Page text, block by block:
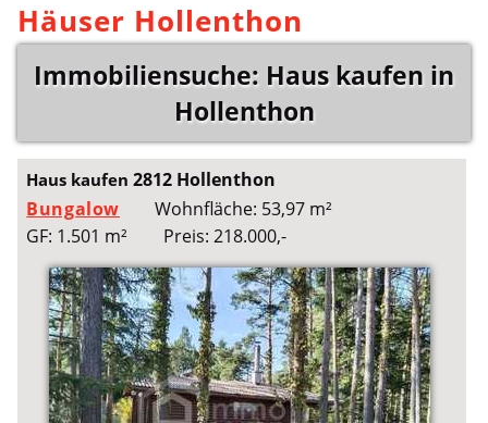
Häuser Hollenthon
Immobiliensuche: Haus kaufen in
Hollenthon
Haus kaufen2812 Hollenthon
Bungalow
Wohnfläche: 53,97 m²
GF: 1.501 m²
Preis: 218.000,-